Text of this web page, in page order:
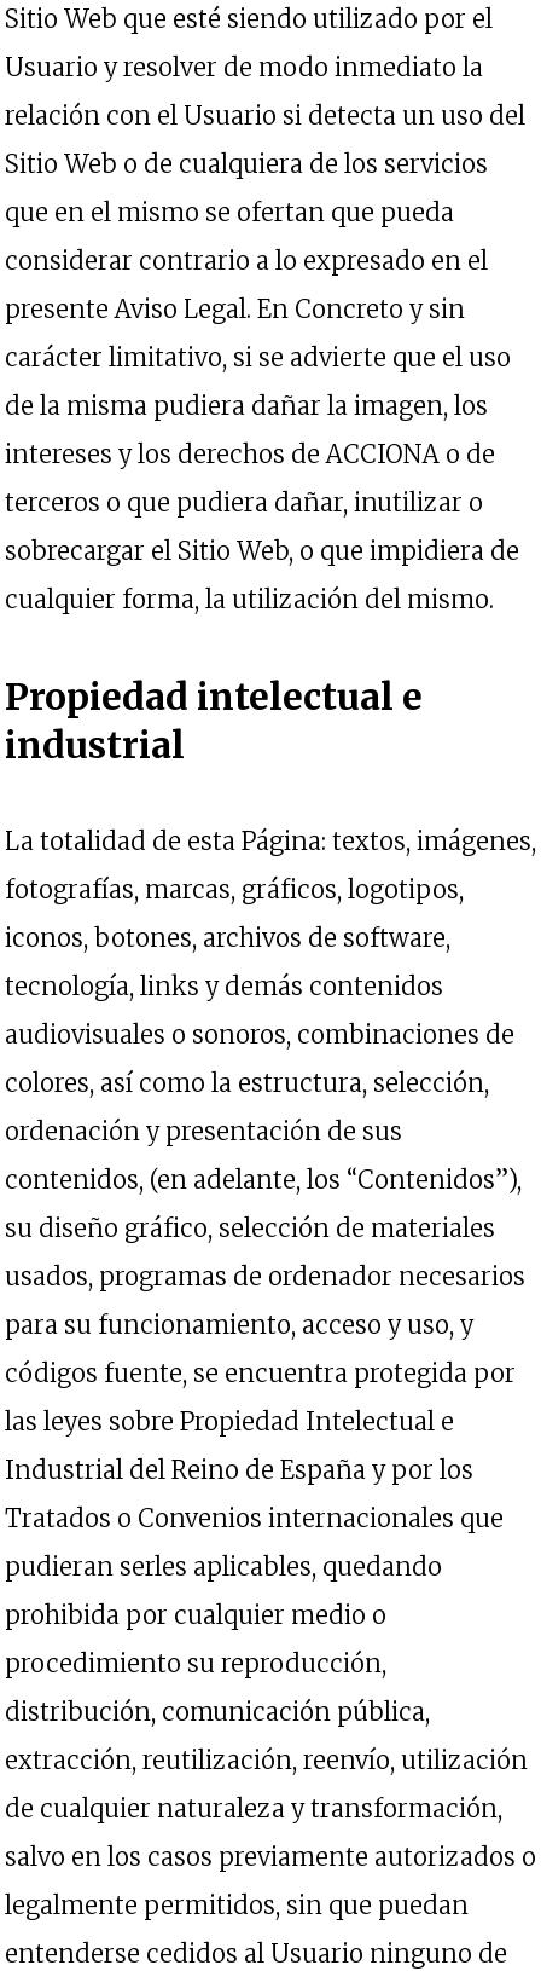
Sitio Web que esté siendo utilizado por el
Usuario y resolver de modo inmediato la
relación con el Usuario si detecta un uso del
Sitio Web o de cualquiera de los servicios
que en el mismo se ofertan que pueda
considerar contrario a lo expresado en el
presente Aviso Legal. En Concreto y sin
carácter limitativo, si se advierte que el uso
de la misma pudiera dañar la imagen, los
intereses y los derechos de ACCIONA o de
terceros o que pudiera dañar, inutilizar o
sobrecargar el Sitio Web, o que impidiera de
cualquier forma, la utilización del mismo.
Propiedad intelectual e
industrial
La totalidad de esta Página: textos, imágenes,
fotografías, marcas, gráficos, logotipos,
iconos, botones, archivos de software,
tecnología, links y demás contenidos
audiovisuales o sonoros, combinaciones de
colores, así como la estructura, selección,
ordenación y presentación de sus
contenidos, (en adelante, los “Contenidos”),
su diseño gráfico, selección de materiales
usados, programas de ordenador necesarios
para su funcionamiento, acceso y uso, y
códigos fuente, se encuentra protegida por
las leyes sobre Propiedad Intelectual e
Industrial del Reino de España y por los
Tratados o Convenios internacionales que
pudieran serles aplicables, quedando
prohibida por cualquier medio o
procedimiento su reproducción,
distribución, comunicación pública,
extracción, reutilización, reenvío, utilización
de cualquier naturaleza y transformación,
salvo en los casos previamente autorizados o
legalmente permitidos, sin que puedan
entenderse cedidos al Usuario ninguno de